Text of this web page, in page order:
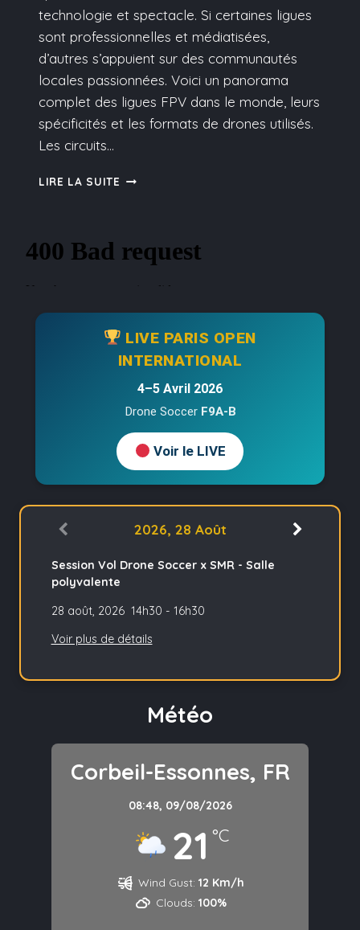
technologie et spectacle. Si certaines ligues
sont professionnelles et médiatisées,
d’autres s’appuient sur des communautés
locales passionnées. Voici un panorama
complet des ligues FPV dans le monde, leurs
spécificités et les formats de drones utilisés.
Les circuits…
LIRE LA SUITE
LE
TOUR
DES
LIGUES
DE
DRONES
LIVE PARIS OPEN
INTERNATIONAL
4–5 Avril 2026
Drone Soccer F9A-B
Voir le LIVE
2026, 28 Août
Session Vol Drone Soccer x SMR - Salle
polyvalente
28 août, 2026 14h30 - 16h30
Voir plus de détails
Météo
Corbeil-Essonnes, FR
08:48, 09/08/2026
21 °C
Wind Gust: 12 Km/h
Clouds: 100%